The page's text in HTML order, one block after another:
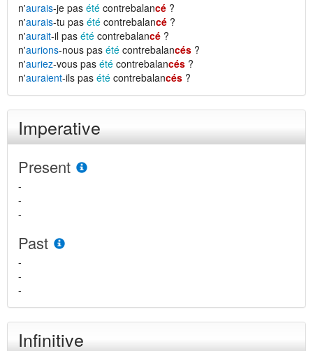
n'aurais-je pas été contrebalancé ?
n'aurais-tu pas été contrebalancé ?
n'aurait-il pas été contrebalancé ?
n'aurions-nous pas été contrebalancés ?
n'auriez-vous pas été contrebalancés ?
n'auraient-ils pas été contrebalancés ?
Imperative
Present
-
-
-
Past
-
-
-
Infinitive